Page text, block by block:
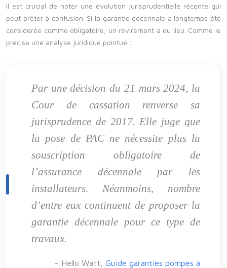
Il est crucial de noter une évolution jurisprudentielle récente qui
peut prêter à confusion. Si la garantie décennale a longtemps été
considérée comme obligatoire, un revirement a eu lieu. Comme le
précise une analyse juridique pointue :
Par une décision du 21 mars 2024, la
Cour de cassation renverse sa
jurisprudence de 2017. Elle juge que
la pose de PAC ne nécessite plus la
souscription obligatoire de
l’assurance décennale par les
installateurs. Néanmoins, nombre
d’entre eux continuent de proposer la
garantie décennale pour ce type de
travaux.
– Hello Watt, Guide garanties pompes à